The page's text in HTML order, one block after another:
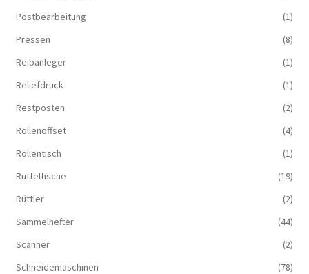
Postbearbeitung
(1)
Pressen
(8)
Reibanleger
(1)
Reliefdruck
(1)
Restposten
(2)
Rollenoffset
(4)
Rollentisch
(1)
Rütteltische
(19)
Rüttler
(2)
Sammelhefter
(44)
Scanner
(2)
Schneidemaschinen
(78)